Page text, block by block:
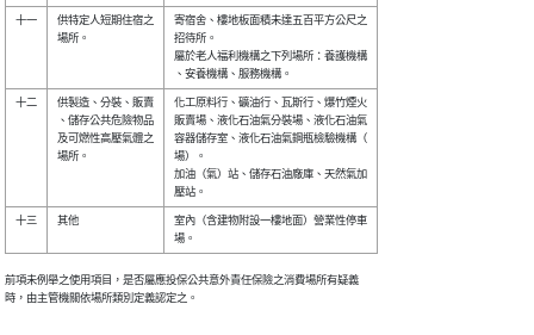
十一
供特定人短期住宿之
場所。
寄宿舍、樓地板面積未達五百平方公尺之
招待所。
屬於老人福利機構之下列場所：養護機構
十二
供製造、分裝、販賣
、儲存公共危險物品
及可燃性高壓氣體之
場所。
化工原料行、礦油行、瓦斯行、爆竹煙火
販賣場、液化石油氣分裝場、液化石油氣
容器儲存室、液化石油氣鋼瓶檢驗機構（
場）。
加油（氣）站、儲存石油廠庫、天然氣加
十三 其他
室內（含建物附設一樓地面）營業性停車
前項未例舉之使用項目，是否屬應投保公共意外責任保險之消費場所有疑義
時，由主管機關依場所類別定義認定之。